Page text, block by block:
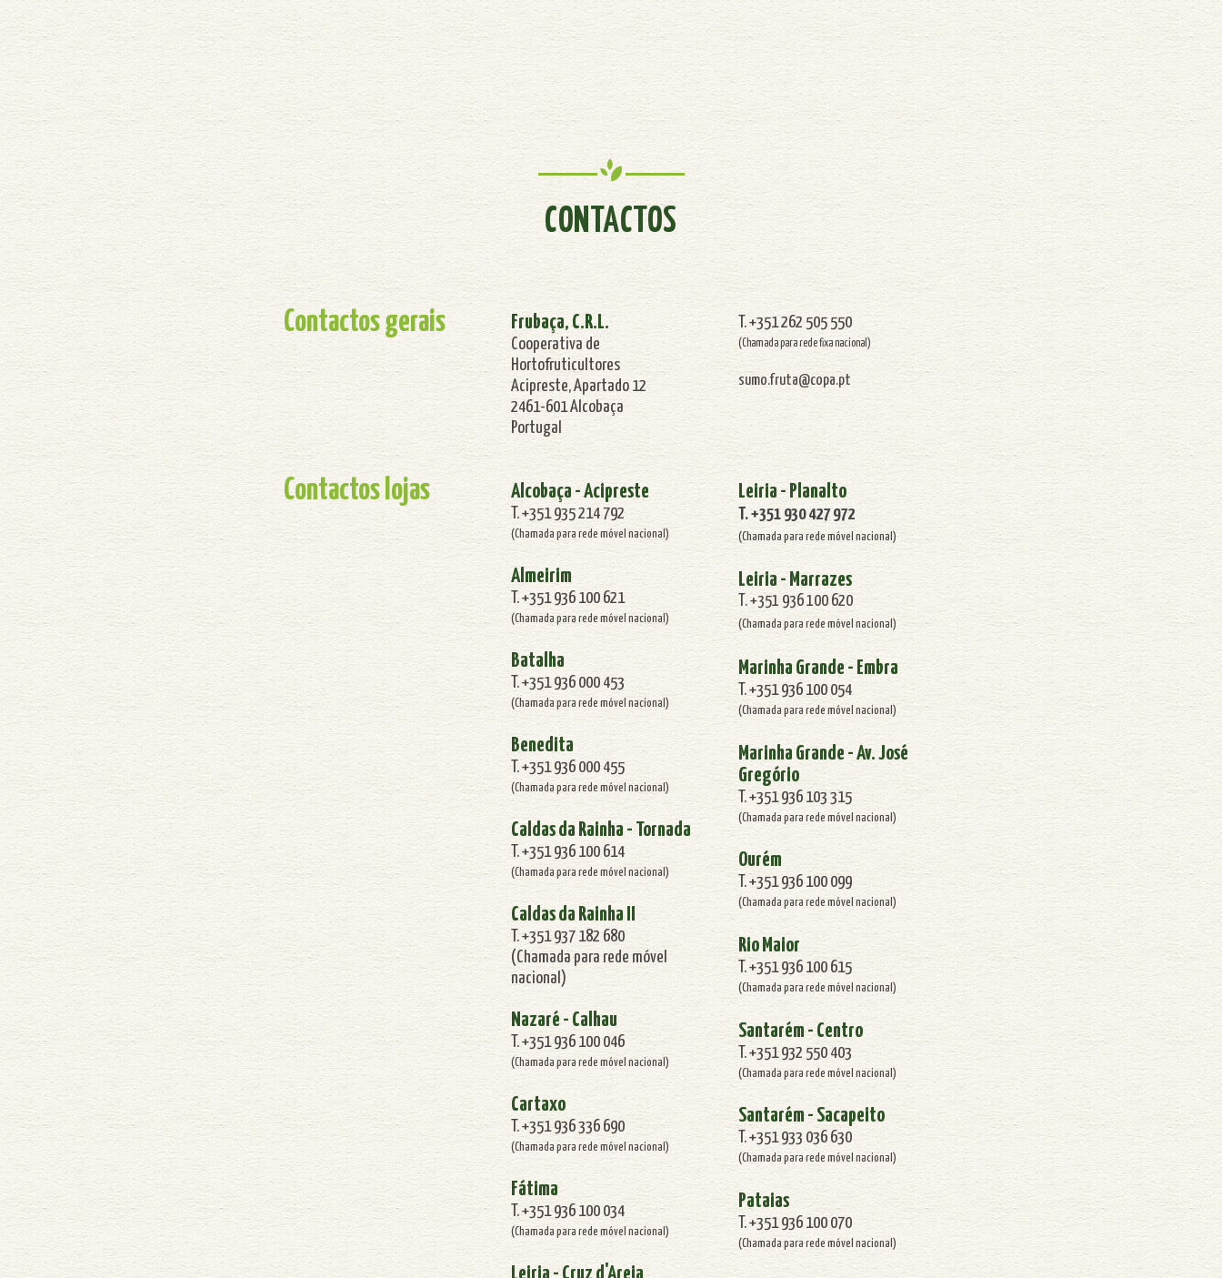
CONTACTOS
Contactos gerais Frubaça, C.R.L.
Cooperativa de
Hortofruticultores
Acipreste, Apartado 12
2461-601 Alcobaça
Portugal
T. +351 262 505 550
(Chamada para rede fixa nacional)
sumo.fruta@copa.pt
Contactos lojas Alcobaça - Acipreste
T. +351 935 214 792
(Chamada para rede móvel nacional)
Almeirim
T. +351 936 100 621
(Chamada para rede móvel nacional)
Batalha
T. +351 936 000 453
(Chamada para rede móvel nacional)
Benedita
T. +351 936 000 455
(Chamada para rede móvel nacional)
Caldas da Rainha - Tornada
T. +351 936 100 614
(Chamada para rede móvel nacional)
Caldas da Rainha II
T. +351 937 182 680
(Chamada para rede móvel
nacional)
Nazaré - Calhau
T. +351 936 100 046
(Chamada para rede móvel nacional)
Cartaxo
T. +351 936 336 690
(Chamada para rede móvel nacional)
Fátima
T. +351 936 100 034
(Chamada para rede móvel nacional)
Leiria - Planalto
T. +351 930 427 972
(Chamada para rede móvel nacional)
Leiria - Marrazes
T. +351 936 100 620
(Chamada para rede móvel nacional)
Marinha Grande - Embra
T. +351 936 100 054
(Chamada para rede móvel nacional)
Marinha Grande - Av. José
Gregório
T. +351 936 103 315
(Chamada para rede móvel nacional)
Ourém
T. +351 936 100 099
(Chamada para rede móvel nacional)
Rio Maior
T. +351 936 100 615
(Chamada para rede móvel nacional)
Santarém - Centro
T. +351 932 550 403
(Chamada para rede móvel nacional)
Santarém - Sacapeito
T. +351 933 036 630
(Chamada para rede móvel nacional)
Pataias
T. +351 936 100 070
(Chamada para rede móvel nacional)